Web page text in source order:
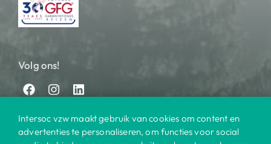
Volg ons!
Intersoc vzw maakt gebruik van cookies om content en
advertenties te personaliseren, om functies voor social